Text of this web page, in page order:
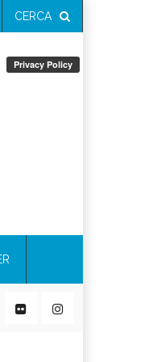
CERCA